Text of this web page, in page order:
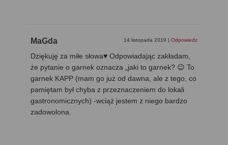
MaGda 14 listopada 2019 | Odpowiedz
Dziękuję za miłe słowa♥ Odpowiadając zakładam,
że pytanie o garnek oznacza „jaki to garnek? 😉 To
garnek KAPP (mam go już od dawna, ale z tego, co
pamiętam był chyba z przeznaczeniem do lokali
gastronomicznych) -wciąż jestem z niego bardzo
zadowolona.